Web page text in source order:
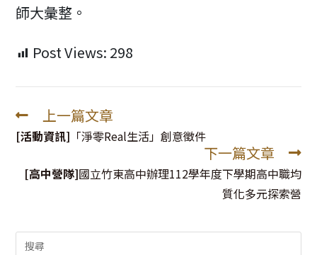
師大彙整。
Post Views: 298
Read
more
上一篇文章
[活動資訊] 「淨零Real生活」創意徵件
下一篇文章
[高中營隊]國立竹東高中辦理112學年度下學期高中職均
質化多元探索營
Search